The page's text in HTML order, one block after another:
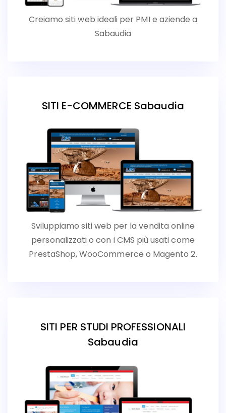
Creiamo siti web ideali per PMI e aziende a
Sabaudia
SITI E-COMMERCE Sabaudia
Sviluppiamo siti web per la vendita online
personalizzati o con i CMS più usati come
PrestaShop, WooCommerce o Magento 2.
SITI PER STUDI PROFESSIONALI
Sabaudia